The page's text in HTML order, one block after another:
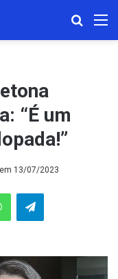
“É um
13/07/2023
WhatsAppTelegram